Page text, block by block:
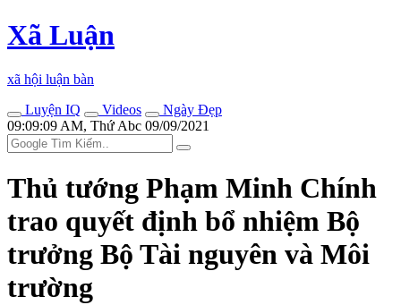
Xã Luận
xã hội luận bàn
Luyện IQ
Videos
Ngày Đẹp
09:09:09 AM, Thứ Abc 09/09/2021
Thủ tướng Phạm Minh Chính
trao quyết định bổ nhiệm Bộ
trưởng Bộ Tài nguyên và Môi
trường